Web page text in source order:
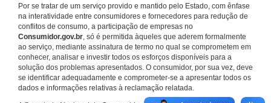
Por se tratar de um serviço provido e mantido pelo Estado, com ênfase
na interatividade entre consumidores e fornecedores para redução de
conflitos de consumo, a participação de empresas no
Consumidor.gov.br, só é permitida àqueles que aderem formalmente
ao serviço, mediante assinatura de termo no qual se comprometem em
conhecer, analisar e investir todos os esforços disponíveis para a
solução dos problemas apresentados. O consumidor, por sua vez, deve
se identificar adequadamente e comprometer-se a apresentar todos os
dados e informações relativas à reclamação relatada.